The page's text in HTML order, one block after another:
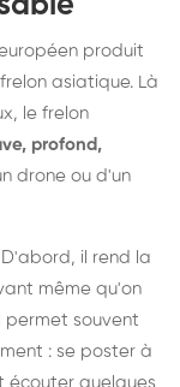
produit
asiatique. Là
le frelon
profond,
drone ou d'un
il rend la
même qu'on
permet souvent
: se poster à
écouter quelques